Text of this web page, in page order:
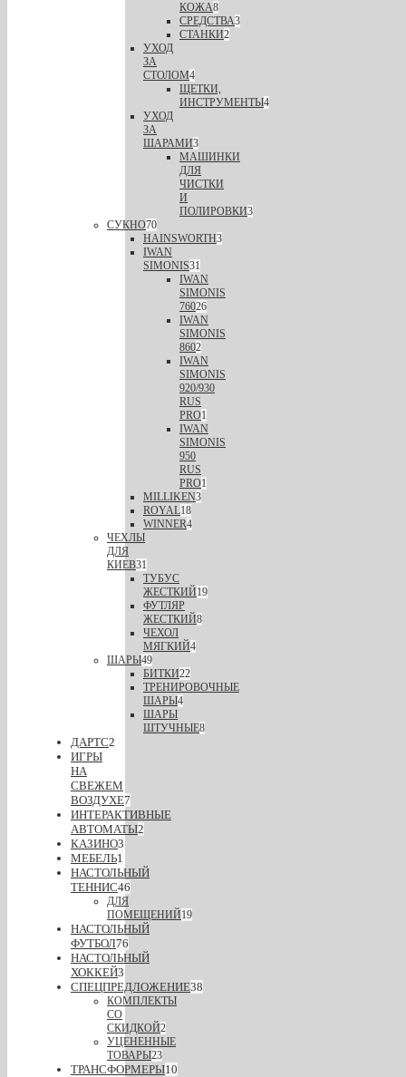
КОЖА8
СРЕДСТВА3
СТАНКИ2
УХОД
ЗА
СТОЛОМ4
ЩЕТКИ,
ИНСТРУМЕНТЫ4
УХОД
ЗА
ШАРАМИ3
МАШИНКИ
ДЛЯ
ЧИСТКИ
И
ПОЛИРОВКИ3
СУКНО70
HAINSWORTH3
IWAN
SIMONIS31
IWAN
SIMONIS
76026
IWAN
SIMONIS
8602
IWAN
SIMONIS
920/930
RUS
PRO1
IWAN
SIMONIS
950
RUS
PRO1
MILLIKEN3
ROYAL18
WINNER4
ЧЕХЛЫ
ДЛЯ
КИЕВ31
ТУБУС
ЖЕСТКИЙ19
ФУТЛЯР
ЖЕСТКИЙ8
ЧЕХОЛ
МЯГКИЙ4
ШАРЫ49
БИТКИ22
ТРЕНИРОВОЧНЫЕ
ШАРЫ4
ШАРЫ
ШТУЧНЫЕ8
ДАРТС2
ИГРЫ
НА
СВЕЖЕМ
ВОЗДУХЕ7
ИНТЕРАКТИВНЫЕ
АВТОМАТЫ2
КАЗИНО3
МЕБЕЛЬ1
НАСТОЛЬНЫЙ
ТЕННИС46
ДЛЯ
ПОМЕЩЕНИЙ19
НАСТОЛЬНЫЙ
ФУТБОЛ76
НАСТОЛЬНЫЙ
ХОККЕЙ3
СПЕЦПРЕДЛОЖЕНИЕ38
КОМПЛЕКТЫ
СО
СКИДКОЙ2
УЦЕНЕННЫЕ
ТОВАРЫ23
ТРАНСФОРМЕРЫ10